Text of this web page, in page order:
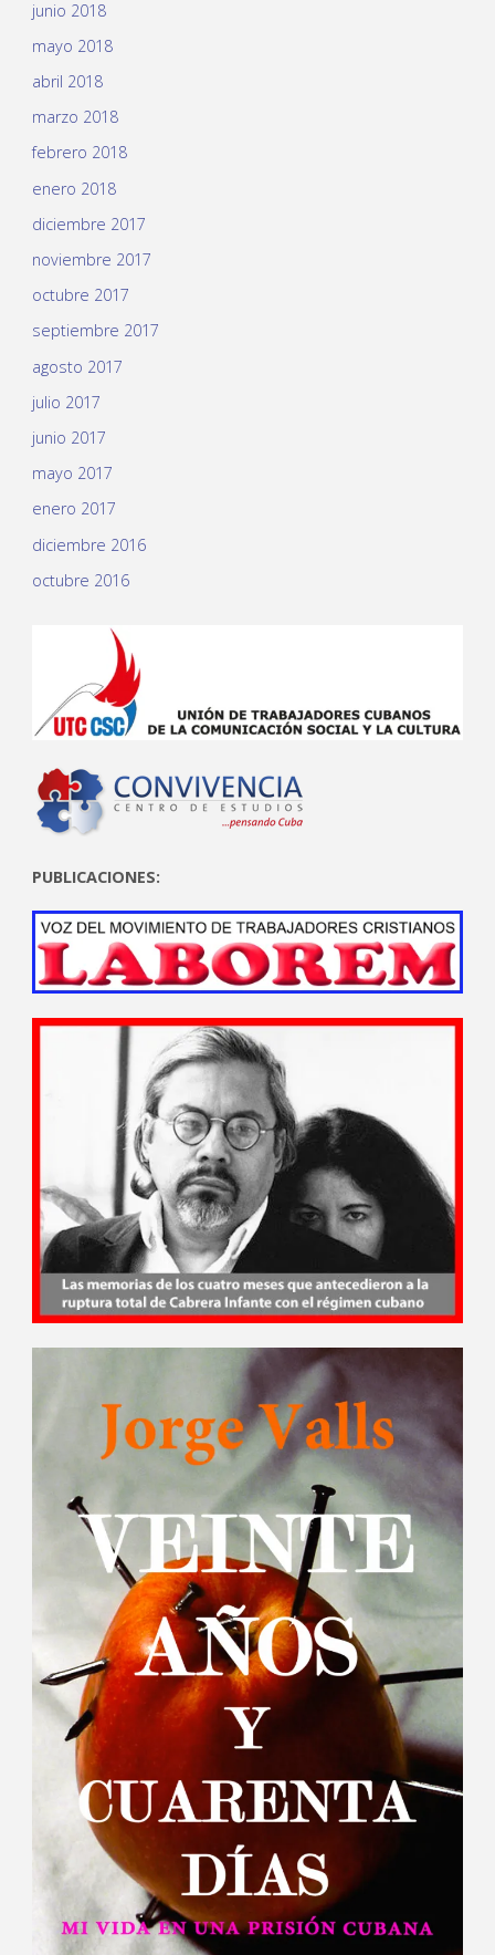
junio 2018
mayo 2018
abril 2018
marzo 2018
febrero 2018
enero 2018
diciembre 2017
noviembre 2017
octubre 2017
septiembre 2017
agosto 2017
julio 2017
junio 2017
mayo 2017
enero 2017
diciembre 2016
octubre 2016
PUBLICACIONES: